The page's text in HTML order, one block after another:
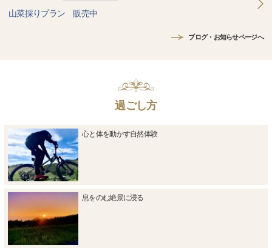
山菜採りプラン 販売中
ブログ・お知らせページへ
過ごし方
心と体を動かす自然体験
息をのむ絶景に浸る